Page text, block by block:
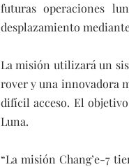
futuras operaciones
desplazamiento
La misión utilizará un
rover y una innovadora
difícil acceso. El
Luna.
“La misión Chang’e-7